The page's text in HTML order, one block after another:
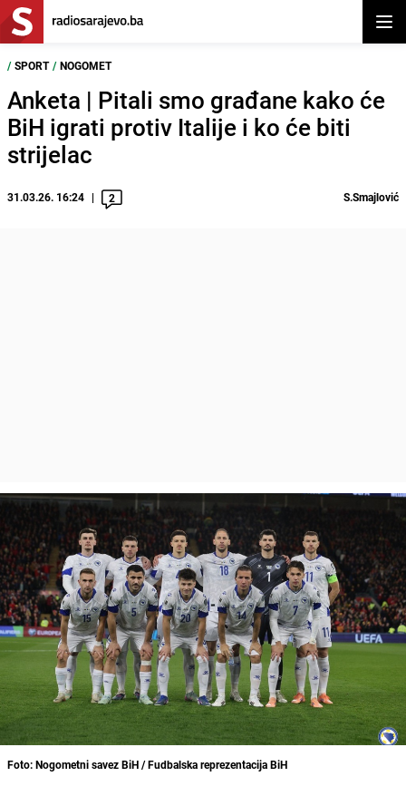
/ SPORT / NOGOMET
Anketa | Pitali smo građane kako će
BiH igrati protiv Italije i ko će biti
strijelac
31.03.26. 16:24 2 S.Smajlović
Foto: Nogometni savez BiH / Fudbalska reprezentacija BiH